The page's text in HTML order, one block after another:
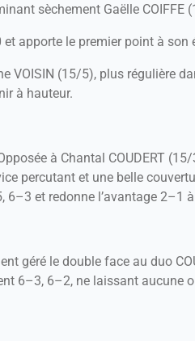
sèchement Gaëlle COIFFE
apporte le premier point à son
VOISIN (15/5), plus régulière
à hauteur.
à Chantal COUDERT
percutant et une belle
6–3 et redonne l’avantage 2–1
géré le double face au duo
6–3, 6–2, ne laissant aucune